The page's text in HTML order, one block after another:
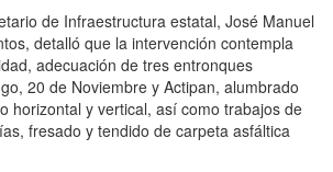
de Infraestructura estatal, José Manuel
detalló que la intervención contempla
adecuación de tres entronques
20 de Noviembre y Actipan, alumbrado
horizontal y vertical, así como trabajos de
fresado y tendido de carpeta asfáltica